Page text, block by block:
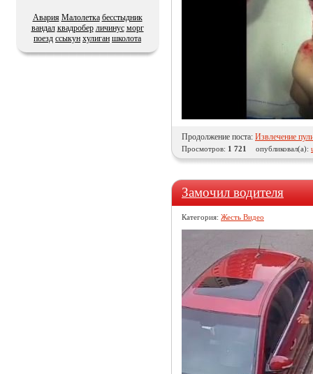
Продолжение поста: Извлечение
Просмотров: 1 721 опубликовал(а):
Замочил водителя
Категория: Жесть Видео
Авария Малолетка бесстыдник
вандал квадробер личинус морг
поезд ссыкун хулиган школота